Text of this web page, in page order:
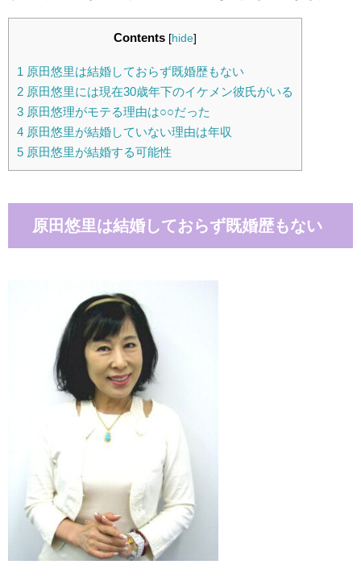
Contents [hide]
1 原田悠里は結婚しておらず既婚歴もない
2 原田悠里には現在30歳年下のイケメン彼氏がいる
3 原田悠理がモテる理由は○○だった
4 原田悠里が結婚していない理由は年収
5 原田悠里が結婚する可能性
原田悠里は結婚しておらず既婚歴もない